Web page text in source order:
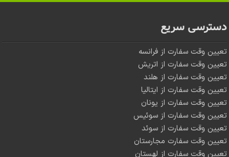
دسترسی سریع
تعیین وقت سفارت از فرانسه
تعیین وقت سفارت از اتریش
تعیین وقت سفارت از هلند
تعیین وقت سفارت از ایتالیا
تعیین وقت سفارت از یونان
تعیین وقت سفارت از سوئیس
تعیین وقت سفارت از سوئد
تعیین وقت سفارت مجارستان
تعیین وقت سفارت از لهستان